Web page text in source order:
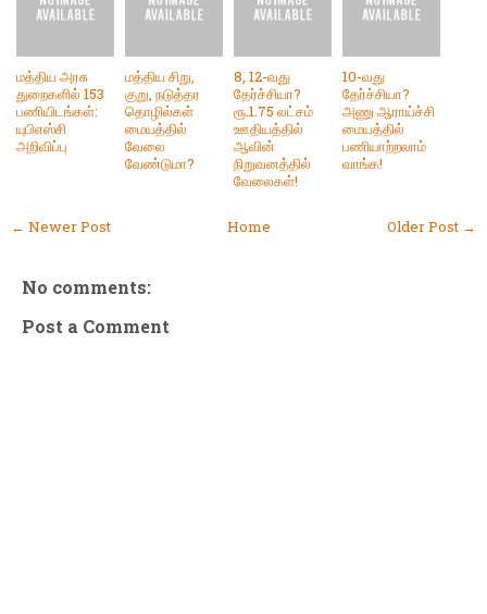
மத்திய அரசு
துறைகளில் 153
பணியிடங்கள்:
யுபிஎஸ்சி
அறிவிப்பு
மத்திய சிறு,
குறு, நடுத்தர
தொழில்கள்
மையத்தில்
வேலை
வேண்டுமா?
8, 12-வது
தேர்ச்சியா?
ரூ.1.75 லட்சம்
ஊதியத்தில்
ஆவின்
நிறுவனத்தில்
வேலைகள்!
10-வது
தேர்ச்சியா?
அணு ஆராய்ச்சி
மையத்தில்
பணியாற்றலாம்
வாங்க!
← Newer Post Older Post →
Home
No comments:
Post a Comment